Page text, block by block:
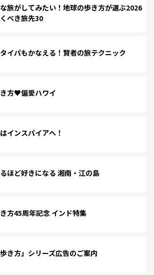
旅がしてみたい！地球の歩き方が選ぶ2026
べき旅先30
イパもかなえる！賢者の旅テクニック
方♥偏愛ハワイ
インスパイアへ！
ほど好きになる 湘南・江の島
方45周年記念 インド特集
歩き方」シリーズ広告のご案内